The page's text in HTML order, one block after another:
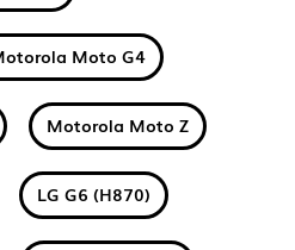
Moto G4
Motorola Moto Z
LG G6 (H870)